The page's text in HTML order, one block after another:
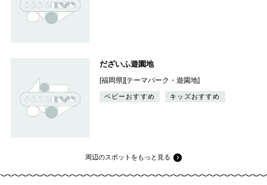
だざいふ遊園地
[福岡県][テーマパーク・遊園地]
ベビーおすすめ キッズおすすめ
周辺のスポットをもっと見る